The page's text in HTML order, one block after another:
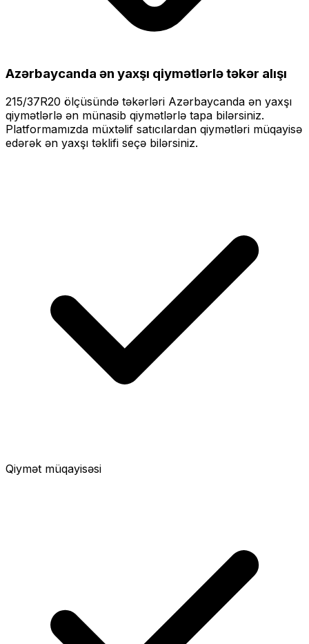
Azərbaycanda ən yaxşı qiymətlərlətəkər alışı
215/37R20 ölçüsündə təkərləri Azərbaycanda ən yaxşı
qiymətlərlə ən münasib qiymətlərlə tapa bilərsiniz.
Platformamızda müxtəlif satıcılardan qiymətləri müqayisə
edərək ən yaxşı təklifi seçə bilərsiniz.
Qiymət müqayisəsi